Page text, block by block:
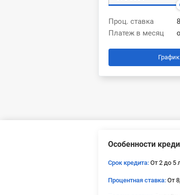
Проц. ставка
Платеж в месяц
Особенности
Срок кредита: От 2 до 5
Процентная ставка: От